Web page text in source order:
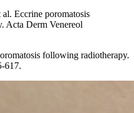
Eccrine poromatosis
Acta Derm Venereol
following radiotherapy.
617.